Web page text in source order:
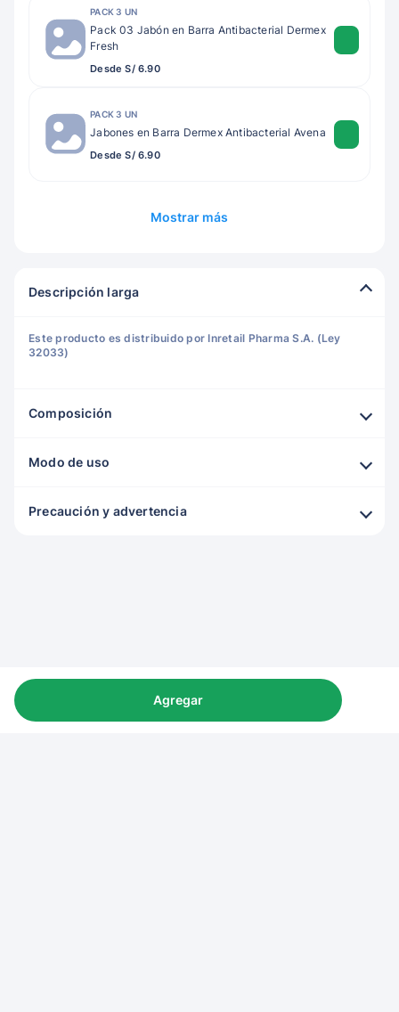
PACK 3 UN
Pack 03 Jabón en Barra Antibacterial Dermex
Fresh
Desde S/ 6.90
PACK 3 UN
Jabones en Barra Dermex Antibacterial Avena
Desde S/ 6.90
Mostrar más
Descripción larga
Este producto es distribuido por Inretail Pharma S.A. (Ley
32033)
Composición
Modo de uso
Precaución y advertencia
Agregar